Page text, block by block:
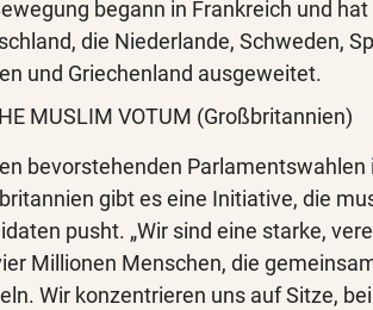
begann in Frankreich und
die Niederlande, Schweden,
und Griechenland ausgeweitet.
MUSLIM VOTUM (Großbritannien)
bevorstehenden Parlamentswahlen
gibt es eine Initiative, die
pusht. „Wir sind eine starke,
Millionen Menschen, die
Wir konzentrieren uns auf Sitze,